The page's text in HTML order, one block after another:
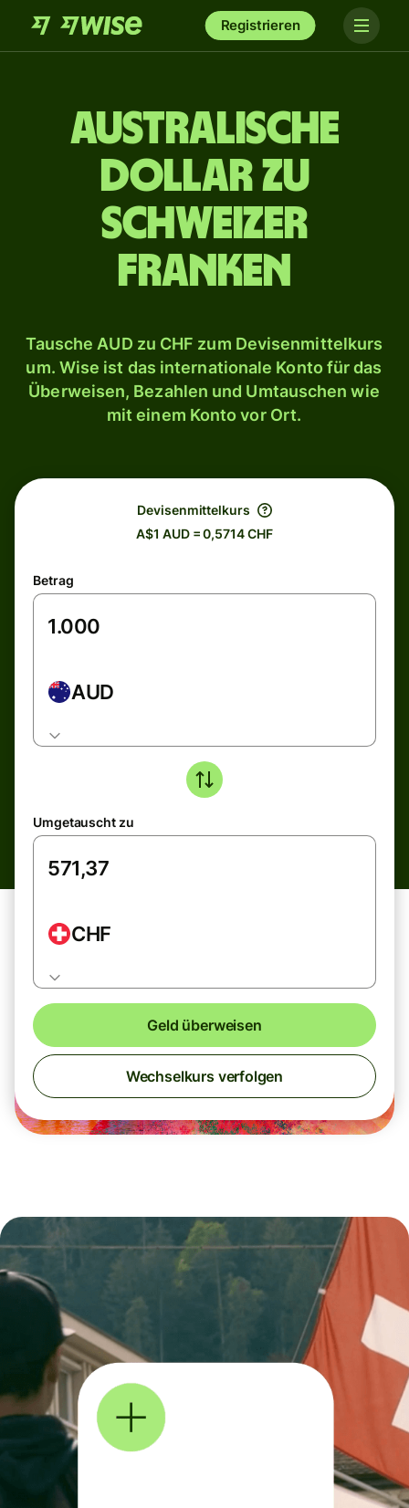
Registrieren
Australische
Dollar zu
Schweizer
Franken
Tausche AUD zu CHF zum Devisenmittelkurs
um. Wise ist das internationale Konto für das
Überweisen, Bezahlen und Umtauschen wie
mit einem Konto vor Ort.
Devisenmittelkurs
A$1 AUD = 0,5714 CHF
Betrag
AUD
Umgetauscht zu
CHF
Geld überweisen
Wechselkurs verfolgen